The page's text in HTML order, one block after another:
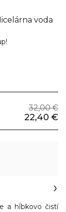
voda
32,00 €
22,40 €
a hĺbkovo čistí